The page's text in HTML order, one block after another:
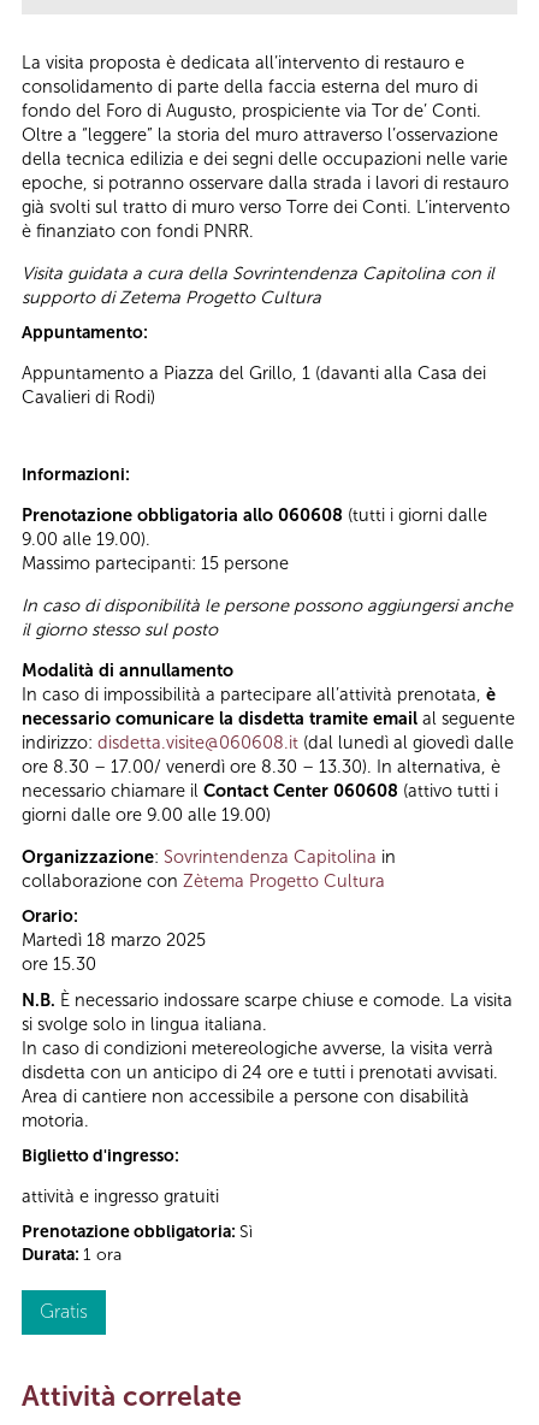
La visita proposta è dedicata all’intervento di restauro e
consolidamento di parte della faccia esterna del muro di
fondo del Foro di Augusto, prospiciente via Tor de’ Conti.
Oltre a “leggere” la storia del muro attraverso l’osservazione
della tecnica edilizia e dei segni delle occupazioni nelle varie
epoche, si potranno osservare dalla strada i lavori di restauro
già svolti sul tratto di muro verso Torre dei Conti. L’intervento
è finanziato con fondi PNRR.
Visita guidata a cura della Sovrintendenza Capitolina con il
supporto di Zetema Progetto Cultura
Appuntamento:
Appuntamento a Piazza del Grillo, 1 (davanti alla Casa dei
Cavalieri di Rodi)
Informazioni:
Prenotazione obbligatoria allo 060608 (tutti i giorni dalle
9.00 alle 19.00).
Massimo partecipanti: 15 persone
In caso di disponibilità le persone possono aggiungersi anche
il giorno stesso sul posto
Modalità di annullamento
In caso di impossibilità a partecipare all’attività prenotata, è
necessario comunicare la disdetta tramite email al seguente
indirizzo: disdetta.visite@060608.it (dal lunedì al giovedì dalle
ore 8.30 – 17.00/ venerdì ore 8.30 – 13.30). In alternativa, è
necessario chiamare il Contact Center 060608 (attivo tutti i
giorni dalle ore 9.00 alle 19.00)
Organizzazione: Sovrintendenza Capitolina in
collaborazione con Zètema Progetto Cultura
Orario:
Martedì 18 marzo 2025
ore 15.30
N.B. È necessario indossare scarpe chiuse e comode. La visita
si svolge solo in lingua italiana.
In caso di condizioni metereologiche avverse, la visita verrà
disdetta con un anticipo di 24 ore e tutti i prenotati avvisati.
Area di cantiere non accessibile a persone con disabilità
motoria.
Biglietto d'ingresso:
attività e ingresso gratuiti
Prenotazione obbligatoria: Sì
Durata: 1 ora
Gratis
Attività correlate